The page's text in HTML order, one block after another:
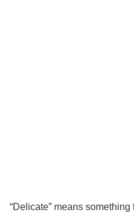
“Delicate” means